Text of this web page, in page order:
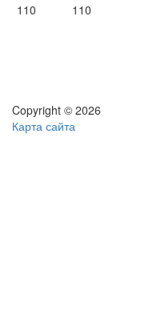
110 110
Copyright © 2026
Карта сайта